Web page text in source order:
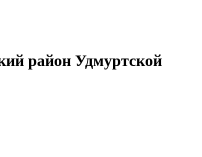
район Удмуртской